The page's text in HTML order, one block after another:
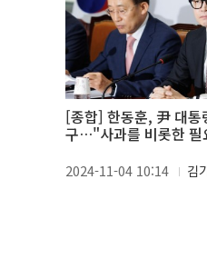
[종합] 한동훈, 尹 대통
구…"사과를 비롯한 필
2024-11-04 10:14 김